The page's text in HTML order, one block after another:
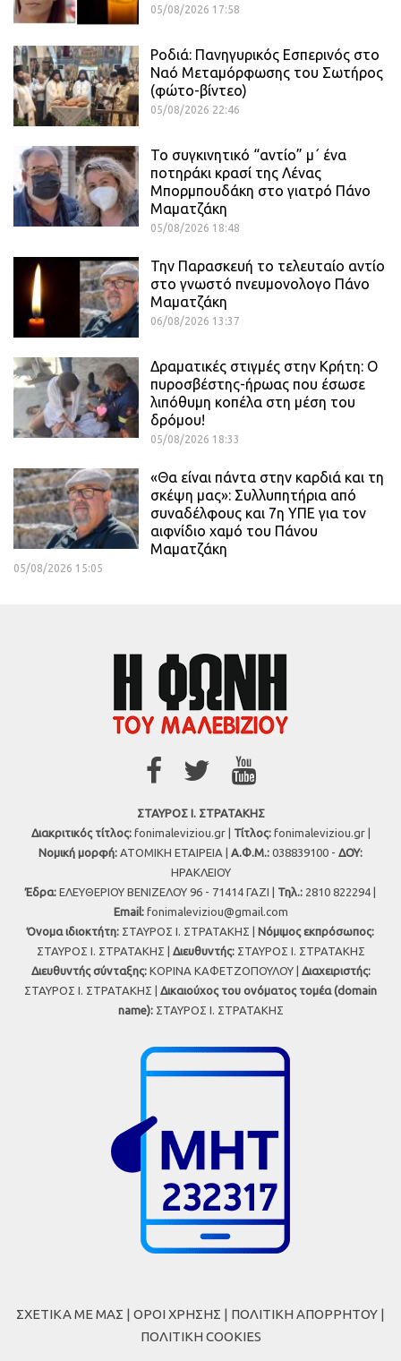
05/08/2026 17:58
Ροδιά: Πανηγυρικός Εσπερινός στο
Ναό Μεταμόρφωσης του Σωτήρος
(φώτο-βίντεο)
05/08/2026 22:46
Το συγκινητικό “αντίο” μ΄ ένα
ποτηράκι κρασί της Λένας
Μπορμπουδάκη στο γιατρό Πάνο
Μαματζάκη
05/08/2026 18:48
Την Παρασκευή το τελευταίο αντίο
στο γνωστό πνευμονολογο Πάνο
Μαματζάκη
06/08/2026 13:37
Δραματικές στιγμές στην Κρήτη: Ο
πυροσβέστης-ήρωας που έσωσε
λιπόθυμη κοπέλα στη μέση του
δρόμου!
05/08/2026 18:33
«Θα είναι πάντα στην καρδιά και τη
σκέψη μας»: Συλλυπητήρια από
συναδέλφους και 7η ΥΠΕ για τον
αιφνίδιο χαμό του Πάνου
Μαματζάκη
05/08/2026 15:05
ΣΤΑΥΡΟΣ Ι. ΣΤΡΑΤΑΚΗΣ
Διακριτικός τίτλος:fonimaleviziou.gr | Τίτλος:fonimaleviziou.gr |
Νομική μορφή: ΑΤΟΜΙΚΗ ΕΤΑΙΡΕΙΑ | Α.Φ.Μ.: 038839100 - ΔΟΥ:
ΗΡΑΚΛΕΙΟΥ
Έδρα: ΕΛΕΥΘΕΡΙΟΥ ΒΕΝΙΖΕΛΟΥ 96 - 71414 ΓΑΖΙ | Τηλ.: 2810 822294 |
Εmail: fonimaleviziou@gmail.com
Όνομα ιδιοκτήτη: ΣΤΑΥΡΟΣ Ι. ΣΤΡΑΤΑΚΗΣ | Νόμιμος εκπρόσωπος:
ΣΤΑΥΡΟΣ Ι. ΣΤΡΑΤΑΚΗΣ | Διευθυντής:ΣΤΑΥΡΟΣ Ι. ΣΤΡΑΤΑΚΗΣ
Διευθυντής σύνταξης:ΚΟΡΙΝΑ ΚΑΦΕΤΖΟΠΟΥΛΟΥ | Διαχειριστής:
ΣΤΑΥΡΟΣ Ι. ΣΤΡΑΤΑΚΗΣ | Δικαιούχος του ονόματος τομέα (domain
name):ΣΤΑΥΡΟΣ Ι. ΣΤΡΑΤΑΚΗΣ
ΣΧΕΤΙΚΑ ΜΕ ΜΑΣ | ΟΡΟΙ ΧΡΗΣΗΣ | ΠΟΛΙΤΙΚΗ ΑΠΟΡΡΗΤΟΥ |
ΠΟΛΙΤΙΚΗ COOKIES